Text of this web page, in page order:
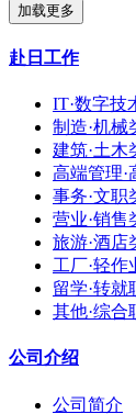
加载更多
赴日工作
IT·数字技
制造·机械
建筑·土木
高端管理·
事务·文职
营业·销售
旅游·酒店
工厂·轻作
留学·转就
其他·综合
公司介绍
公司简介